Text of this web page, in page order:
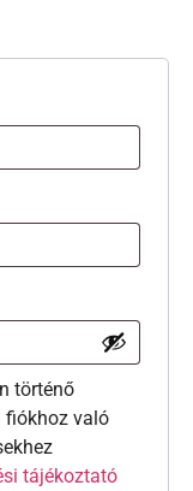
történő
fiókhoz való
tájékoztató